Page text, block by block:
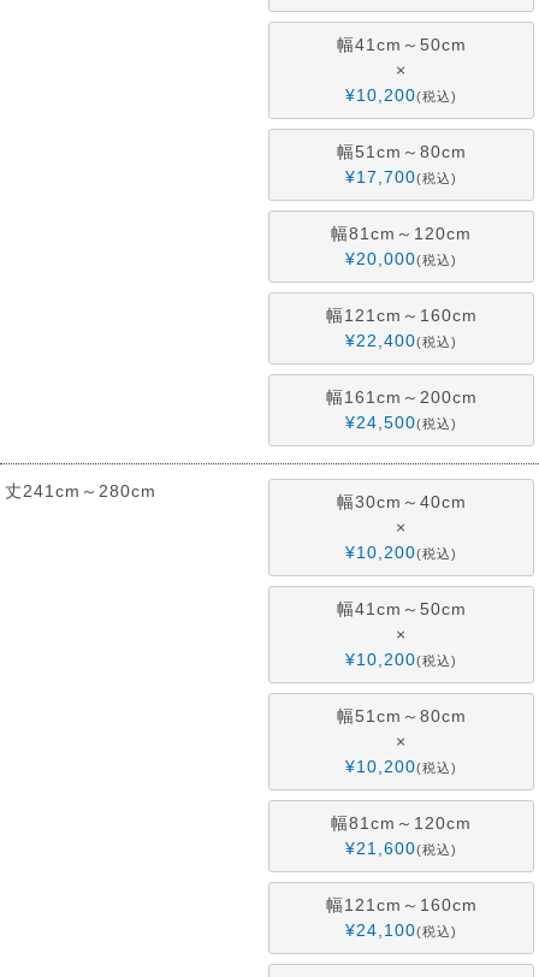
幅41cm～50cm
×
¥10,200 税込
幅51cm～80cm
¥17,700 税込
幅81cm～120cm
¥20,000 税込
幅121cm～160cm
¥22,400 税込
幅161cm～200cm
¥24,500 税込
丈241cm～280cm
幅30cm～40cm
×
¥10,200 税込
幅41cm～50cm
×
¥10,200 税込
幅51cm～80cm
×
¥10,200 税込
幅81cm～120cm
¥21,600 税込
幅121cm～160cm
¥24,100 税込